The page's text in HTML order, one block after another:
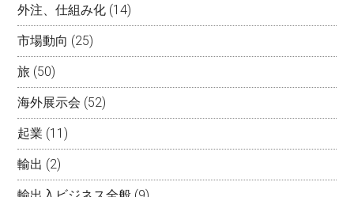
外注、仕組み化 (14)
市場動向 (25)
旅 (50)
海外展示会 (52)
起業 (11)
輸出 (2)